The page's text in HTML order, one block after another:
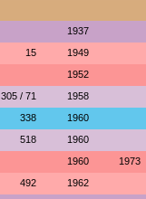
1937
15 1949
1952
305 / 71 1958
338 1960
518 1960
1960 1973
492 1962